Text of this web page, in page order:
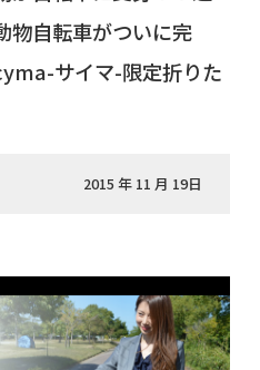
物自転車がついに完
サイマ-限定折りた
2015 年 11 月 19日